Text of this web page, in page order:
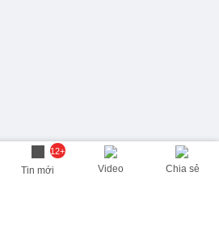
12+
Tin mới Video Chia sẻ